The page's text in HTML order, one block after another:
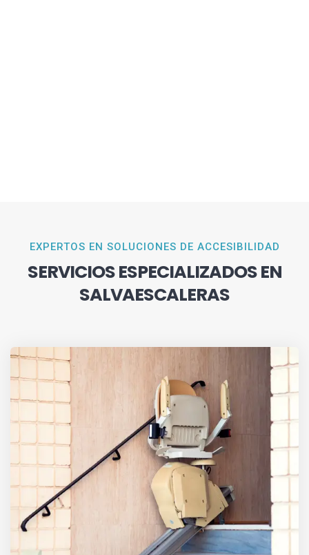
EXPERTOS EN SOLUCIONES DE ACCESIBILIDAD
SERVICIOS ESPECIALIZADOS EN
SALVAESCALERAS